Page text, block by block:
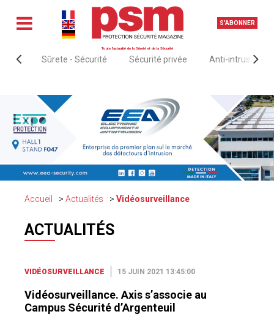
S'ABONNER
Toute l'actualité de la Sûreté et de la Sécurité
Sûrete - Sécurité Sécurité privée Anti-intrusion &
Accueil Actualités Vidéosurveillance
ACTUALITÉS
VIDÉOSURVEILLANCE 15 JUIN 2021 13:45:00
Vidéosurveillance. Axis s’associe au
Campus Sécurité d’Argenteuil